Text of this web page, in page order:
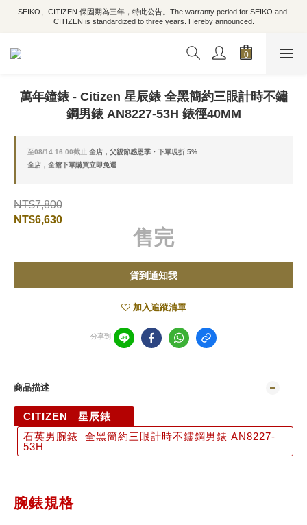
SEIKO、CITIZEN 保固期為三年，特此公告。The warranty period for SEIKO and
CITIZEN is standardized to three years. Hereby announced.
萬年鐘錶 - Citizen 星辰錶 全黑簡約三眼計時不鏽
鋼男錶 AN8227-53H 錶徑40MM
至08/14 16:00截止 全店，父親節感恩季・下單現折 5%
全店，全館下單購買立即免運
NT$7,800
NT$6,630
售完
貨到通知我
加入追蹤清單
分享到
商品描述
CITIZEN 星辰錶
石英男腕錶 全黑簡約三眼計時不鏽鋼男錶 AN8227-
53H
腕錶規格